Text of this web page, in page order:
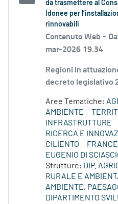
da trasmettere al
Idonee per
rinnovabili
Contenuto Web -
mar-2026 19.34
Regioni in
decreto legislativo
Aree Tematiche:
AMBIENTE
INFRASTRUTTURE
RICERCA E
CILIENTO
EUGENIO DI
Strutture: DIP.
RURALE E
AMBIENTE,
DIPARTIMENTO